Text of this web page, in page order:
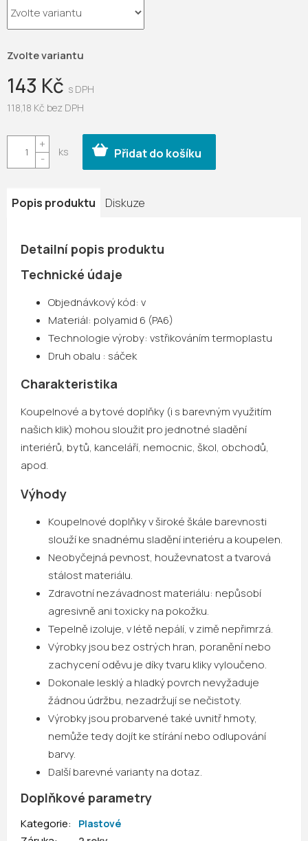
143 Kč
118,18 Kč bez DPH
cena:
Zvolte variantu
Přidat do košíku
Popis produktu Diskuze
Detailní popis produktu
Technické údaje
Objednávkový kód: v
Materiál: polyamid 6 (PA6)
Technologie výroby: vstřikováním termoplastu
Druh obalu : sáček
Charakteristika
Koupelnové a bytové doplňky (i s barevným využitím
našich klik) mohou sloužit pro jednotné sladění
interiérů, bytů, kanceláří, nemocnic, škol, obchodů,
apod.
Výhody
Koupelnové doplňky v široké škále barevnosti
slouží ke snadnému sladění interiéru a koupelen.
Neobyčejná pevnost, houževnatost a tvarová
stálost materiálu.
Zdravotní nezávadnost materiálu: nepůsobí
agresivně ani toxicky na pokožku.
Tepelně izoluje, v létě nepálí, v zimě nepřimrzá.
Výrobky jsou bez ostrých hran, poranění nebo
zachycení oděvu je díky tvaru kliky vyloučeno.
Dokonale lesklý a hladký povrch nevyžaduje
žádnou údržbu, nezadržují se nečistoty.
Výrobky jsou probarvené také uvnitř hmoty,
nemůže tedy dojít ke stírání nebo odlupování
barvy.
Další barevné varianty na dotaz.
Doplňkové parametry
Kategorie: Plastové